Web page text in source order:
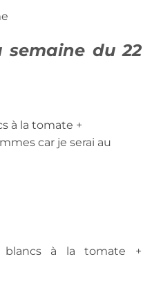
semaine du 22
à la tomate +
car je serai au
à la tomate +